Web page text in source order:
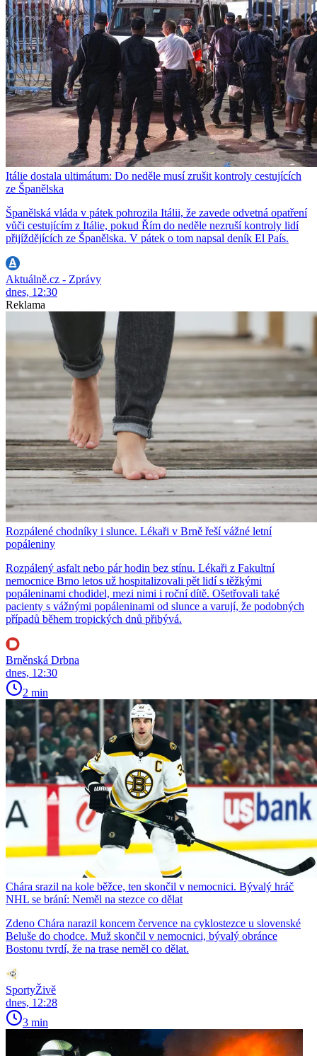
Itálie dostala ultimátum: Do neděle musí zrušit kontroly cestujících
ze Španělska
Španělská vláda v pátek pohrozila Itálii, že zavede odvetná opatření
vůči cestujícím z Itálie, pokud Řím do neděle nezruší kontroly lidí
přijíždějících ze Španělska. V pátek o tom napsal deník El País.
Aktuálně.cz - Zprávy
dnes, 12:30
Reklama
Rozpálené chodníky i slunce. Lékaři v Brně řeší vážné letní
popáleniny
Rozpálený asfalt nebo pár hodin bez stínu. Lékaři z Fakultní
nemocnice Brno letos už hospitalizovali pět lidí s těžkými
popáleninami chodidel, mezi nimi i roční dítě. Ošetřovali také
pacienty s vážnými popáleninami od slunce a varují, že podobných
případů během tropických dnů přibývá.
Brněnská Drbna
dnes, 12:30
2 min
Chára srazil na kole běžce, ten skončil v nemocnici. Bývalý hráč
NHL se brání: Neměl na stezce co dělat
Zdeno Chára narazil koncem července na cyklostezce u slovenské
Beluše do chodce. Muž skončil v nemocnici, bývalý obránce
Bostonu tvrdí, že na trase neměl co dělat.
SportyŽivě
dnes, 12:28
3 min